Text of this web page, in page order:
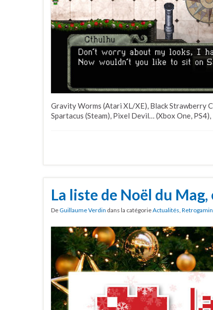
Gravity Worms (Atari XL/XE), Black Strawberry
Spartacus (Steam), Pixel Devil… (Xbox One,
La liste de Noël du
DeGuillaume Verdin dans la catégorieActualités